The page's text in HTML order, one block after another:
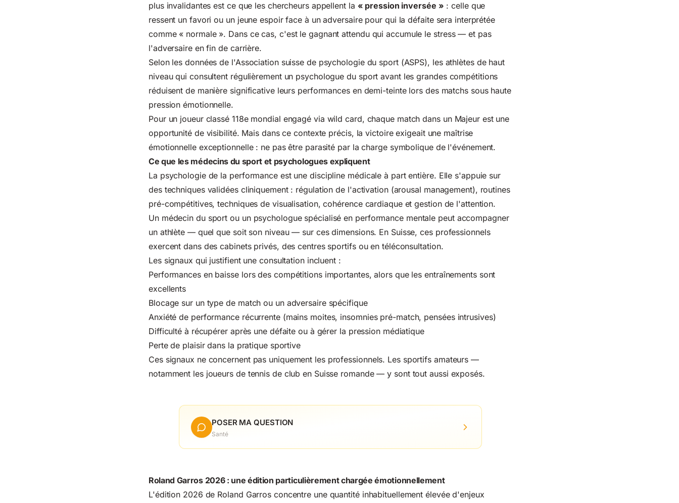
plus invalidantes est ce que les chercheurs appellent la « pression inversée » : celle que
ressent un favori ou un jeune espoir face à un adversaire pour qui la défaite sera interprétée
comme « normale ». Dans ce cas, c'est le gagnant attendu qui accumule le stress — et pas
l'adversaire en fin de carrière.
Selon les données de l'Association suisse de psychologie du sport (ASPS), les athlètes de haut
niveau qui consultent régulièrement un psychologue du sport avant les grandes compétitions
réduisent de manière significative leurs performances en demi-teinte lors des matchs sous haute
pression émotionnelle.
Pour un joueur classé 118e mondial engagé via wild card, chaque match dans un Majeur est une
opportunité de visibilité. Mais dans ce contexte précis, la victoire exigeait une maîtrise
émotionnelle exceptionnelle : ne pas être parasité par la charge symbolique de l'événement.
Ce que les médecins du sport et psychologues expliquent
La psychologie de la performance est une discipline médicale à part entière. Elle s'appuie sur
des techniques validées cliniquement : régulation de l'activation (arousal management), routines
pré-compétitives, techniques de visualisation, cohérence cardiaque et gestion de l'attention.
Un médecin du sport ou un psychologue spécialisé en performance mentale peut accompagner
un athlète — quel que soit son niveau — sur ces dimensions. En Suisse, ces professionnels
exercent dans des cabinets privés, des centres sportifs ou en téléconsultation.
Les signaux qui justifient une consultation incluent :
Performances en baisse lors des compétitions importantes, alors que les entraînements sont
excellents
Blocage sur un type de match ou un adversaire spécifique
Anxiété de performance récurrente (mains moites, insomnies pré-match, pensées intrusives)
Difficulté à récupérer après une défaite ou à gérer la pression médiatique
Perte de plaisir dans la pratique sportive
Ces signaux ne concernent pas uniquement les professionnels. Les sportifs amateurs —
notamment les joueurs de tennis de club en Suisse romande — y sont tout aussi exposés.
POSER MA QUESTION
Santé
Roland Garros 2026 : une édition particulièrement chargée émotionnellement
L'édition 2026 de Roland Garros concentre une quantité inhabituellement élevée d'enjeux